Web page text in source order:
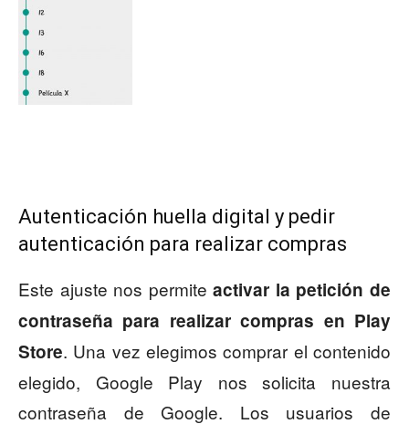
Autenticación huella digital y pedir
autenticación para realizar compras
Este ajuste nos permiteactivar la petición de
contraseña para realizar compras en Play
Store. Una vez elegimos comprar el contenido
elegido, Google Play nos solicita nuestra
contraseña de Google. Los usuarios de